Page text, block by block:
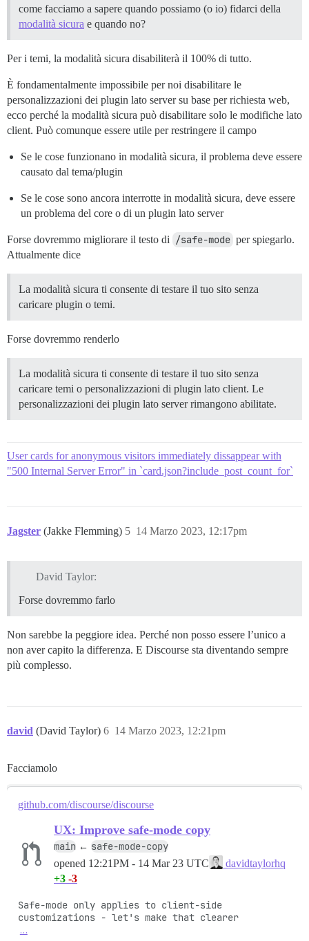
come facciamo a sapere quando possiamo (o io) fidarci della
modalità sicura e quando no?
Per i temi, la modalità sicura disabiliterà il 100% di tutto.
È fondamentalmente impossibile per noi disabilitare le
personalizzazioni dei plugin lato server su base per richiesta web,
ecco perché la modalità sicura può disabilitare solo le modifiche lato
client. Può comunque essere utile per restringere il campo
Se le cose funzionano in modalità sicura, il problema deve essere
causato dal tema/plugin
Se le cose sono ancora interrotte in modalità sicura, deve essere
un problema del core o di un plugin lato server
Forse dovremmo migliorare il testo di /safe-mode per spiegarlo.
Attualmente dice
La modalità sicura ti consente di testare il tuo sito senza
caricare plugin o temi.
Forse dovremmo renderlo
La modalità sicura ti consente di testare il tuo sito senza
caricare temi o personalizzazioni di plugin lato client. Le
personalizzazioni dei plugin lato server rimangono abilitate.
User cards for anonymous visitors immediately dissappear with
"500 Internal Server Error" in `card.json?include_post_count_for`
Jagster (Jakke Flemming) 14 Marzo 2023, 12:17pm
5
David Taylor:
Forse dovremmo farlo
Non sarebbe la peggiore idea. Perché non posso essere l’unico a
non aver capito la differenza. E Discourse sta diventando sempre
più complesso.
david (David Taylor) 14 Marzo 2023, 12:21pm
6
Facciamolo
github.com/discourse/discourse
UX: Improve safe-mode copy
main ← safe-mode-copy
opened 12:21PM - 14 Mar 23 UTC
davidtaylorhq
+3 -3
Safe-mode only applies to client-side
…